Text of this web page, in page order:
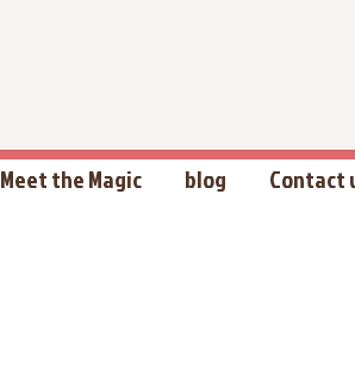
Meet the Magic blog Contact